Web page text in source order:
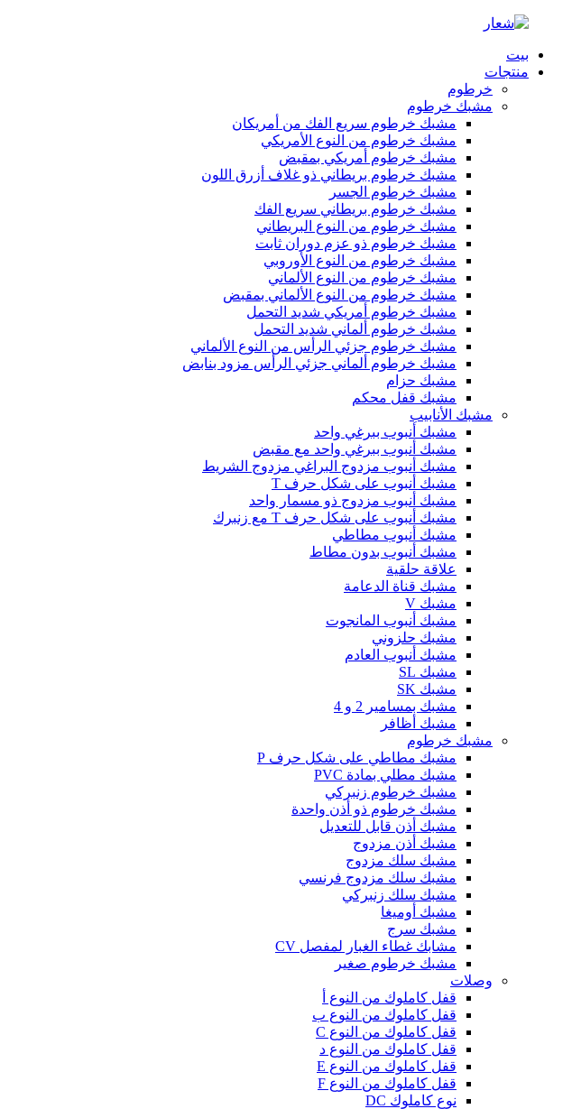
بيت
منتجات
خرطوم
مشبك خرطوم
مشبك خرطوم سريع الفك من أمريكان
مشبك خرطوم من النوع الأمريكي
مشبك خرطوم أمريكي بمقبض
مشبك خرطوم بريطاني ذو غلاف أزرق اللون
مشبك خرطوم الجسر
مشبك خرطوم بريطاني سريع الفك
مشبك خرطوم من النوع البريطاني
مشبك خرطوم ذو عزم دوران ثابت
مشبك خرطوم من النوع الأوروبي
مشبك خرطوم من النوع الألماني
مشبك خرطوم من النوع الألماني بمقبض
مشبك خرطوم أمريكي شديد التحمل
مشبك خرطوم ألماني شديد التحمل
مشبك خرطوم جزئي الرأس من النوع الألماني
مشبك خرطوم ألماني جزئي الرأس مزود بنابض
مشبك حزام
مشبك قفل محكم
مشبك الأنابيب
مشبك أنبوب ببرغي واحد
مشبك أنبوب ببرغي واحد مع مقبض
مشبك أنبوب مزدوج البراغي مزدوج الشريط
مشبك أنبوب على شكل حرف T
مشبك أنبوب مزدوج ذو مسمار واحد
مشبك أنبوب على شكل حرف T مع زنبرك
مشبك أنبوب مطاطي
مشبك أنبوب بدون مطاط
علاقة حلقية
مشبك قناة الدعامة
مشبك V
مشبك أنبوب المانجوت
مشبك حلزوني
مشبك أنبوب العادم
مشبك SL
مشبك SK
مشبك بمسامير 2 و 4
مشبك أظافر
مشبك خرطوم
مشبك مطاطي على شكل حرف P
مشبك مطلي بمادة PVC
مشبك خرطوم زنبركي
مشبك خرطوم ذو أذن واحدة
مشبك أذن قابل للتعديل
مشبك أذن مزدوج
مشبك سلك مزدوج
مشبك سلك مزدوج فرنسي
مشبك سلك زنبركي
مشبك أوميغا
مشبك سرج
مشابك غطاء الغبار لمفصل CV
مشبك خرطوم صغير
وصلات
قفل كاملوك من النوع أ
قفل كاملوك من النوع ب
قفل كاملوك من النوع C
قفل كاملوك من النوع د
قفل كاملوك من النوع E
قفل كاملوك من النوع F
نوع كاملوك DC